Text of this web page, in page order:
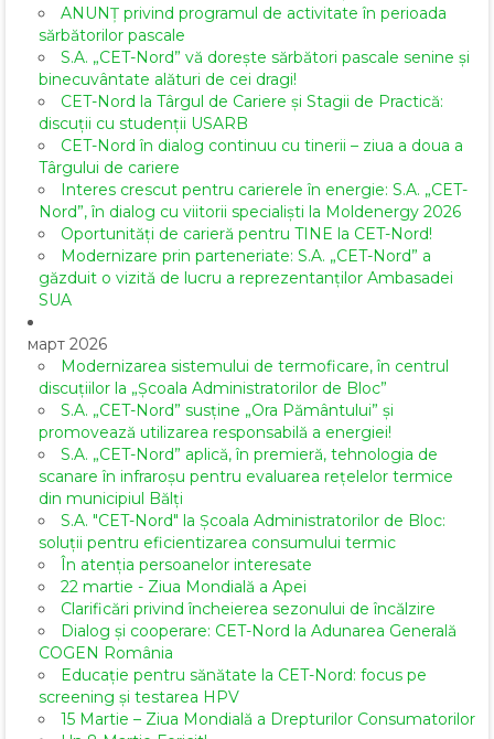
ANUNȚ privind programul de activitate în perioada
sărbătorilor pascale
S.A. „CET-Nord” vă dorește sărbători pascale senine și
binecuvântate alături de cei dragi!
CET-Nord la Târgul de Cariere și Stagii de Practică:
discuții cu studenții USARB
CET-Nord în dialog continuu cu tinerii – ziua a doua a
Târgului de cariere
Interes crescut pentru carierele în energie: S.A. „CET-
Nord”, în dialog cu viitorii specialiști la Moldenergy 2026
Oportunități de carieră pentru TINE la CET-Nord!
Modernizare prin parteneriate: S.A. „CET-Nord” a
găzduit o vizită de lucru a reprezentanților Ambasadei
SUA
март 2026
Modernizarea sistemului de termoficare, în centrul
discuțiilor la „Școala Administratorilor de Bloc”
S.A. „CET-Nord” susține „Ora Pământului” și
promovează utilizarea responsabilă a energiei!
S.A. „CET-Nord” aplică, în premieră, tehnologia de
scanare în infraroșu pentru evaluarea rețelelor termice
din municipiul Bălți
S.A. "CET-Nord" la Școala Administratorilor de Bloc:
soluții pentru eficientizarea consumului termic
În atenția persoanelor interesate
22 martie - Ziua Mondială a Apei
Clarificări privind încheierea sezonului de încălzire
Dialog și cooperare: CET-Nord la Adunarea Generală
COGEN România
Educație pentru sănătate la CET-Nord: focus pe
screening și testarea HPV
15 Martie – Ziua Mondială a Drepturilor Consumatorilor